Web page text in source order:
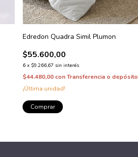
Edredon Quadra Simil Plumon
$55.600,00
6 x $9.266,67 sin interés
$44.480,00 conTransferencia o depósito
¡Última unidad!
Comprar